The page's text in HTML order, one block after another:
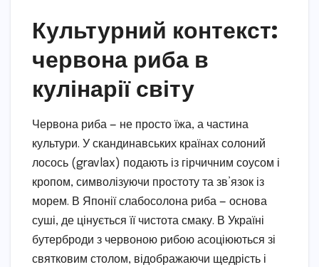
Культурний контекст:
червона риба в
кулінарії світу
Червона риба — не просто їжа, а частина
культури. У скандинавських країнах солоний
лосось (gravlax) подають із гірчичним соусом і
кропом, символізуючи простоту та зв’язок із
морем. В Японії слабосолона риба — основа
суші, де цінується її чистота смаку. В Україні
бутерброди з червоною рибою асоціюються зі
святковим столом, відображаючи щедрість і